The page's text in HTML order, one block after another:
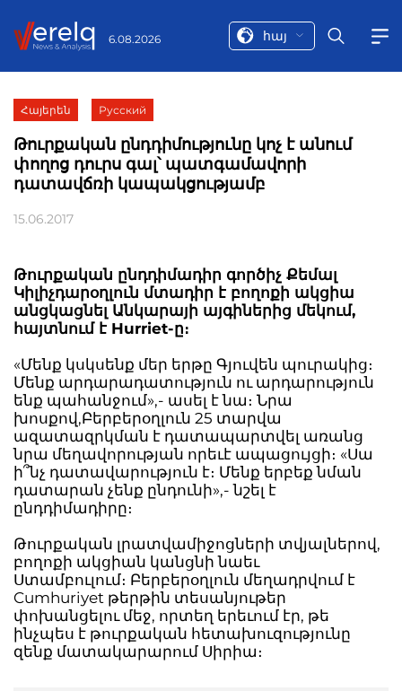
6.08.2026 հայ
Հայերեն Русский
Թուրքական ընդդիմությունը կոչ է անում
փողոց դուրս գալ՝ պատգամավորի
դատավճռի կապակցությամբ
15.06.2017
Թուրքական ընդդիմադիր գործիչ Քեմալ
Կիլիչդարօղլուն մտադիր է բողոքի ակցիա
անցկացնել Անկարայի այգիներից մեկում,
հայտնում է Hurriet-ը։
«Մենք կսկսենք մեր երթը Գյուվեն պուրակից։
Մենք արդարադատություն ու արդարություն
ենք պահանջում»,- ասել է նա։ Նրա
խոսքով,Բերբերօղլուն 25 տարվա
ազատազրկման է դատապարտվել առանց
նրա մեղավորության որեւէ ապացույցի։ «Սա
ի՞նչ դատավարություն է։ Մենք երբեք նման
դատարան չենք ընդունի»,- նշել է
ընդդիմադիրը։
Թուրքական լրատվամիջոցների տվյալներով,
բողոքի ակցիան կանցնի նաեւ
Ստամբուլում։ Բերբերօղլուն մեղադրվում է
Cumhuriyet թերթին տեսանյութեր
փոխանցելու մեջ, որտեղ երեւում էր, թե
ինչպես է թուրքական հետախուզությունը
զենք մատակարարում Սիրիա։